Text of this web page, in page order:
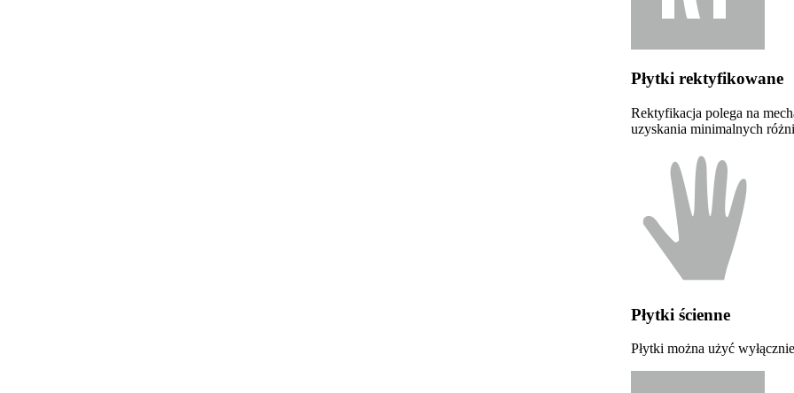
Płytki rektyfikowane
Rektyfikacja polega na
uzyskania minimalnych
Płytki ścienne
Płytki można użyć